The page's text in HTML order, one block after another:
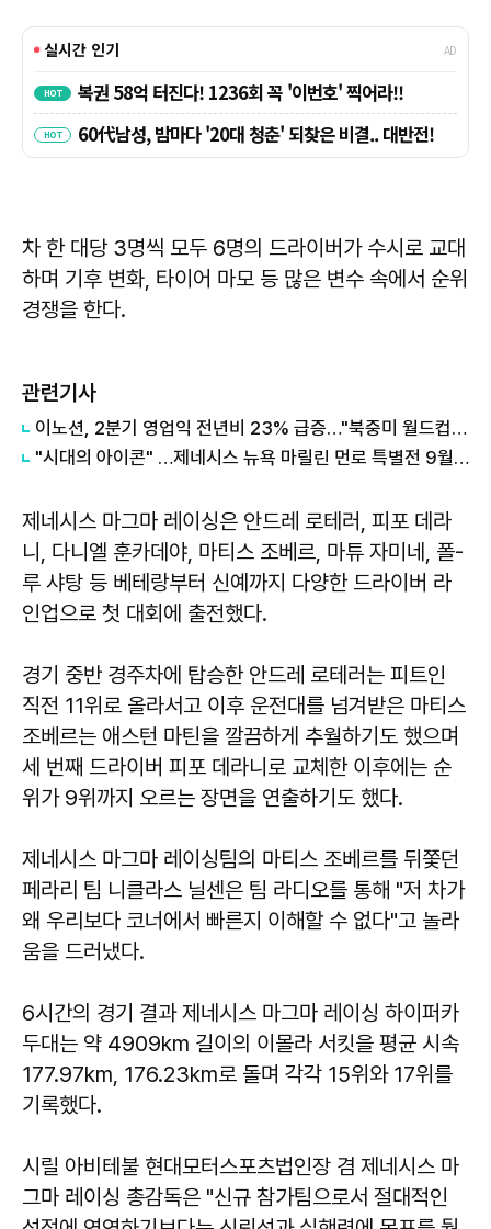
차 한 대당 3명씩 모두 6명의 드라이버가 수시로 교대
하며 기후 변화, 타이어 마모 등 많은 변수 속에서 순위
경쟁을 한다.
관련기사
이노션, 2분기 영업익 전년비 23% 급증…"북중미 월드컵, 제네시스 르망 효과"
"시대의 아이콘" …제네시스 뉴욕 마릴린 먼로 특별전 9월까지 연장
제네시스 마그마 레이싱은 안드레 로테러, 피포 데라
니, 다니엘 훈카데야, 마티스 조베르, 마튜 자미네, 폴-
루 샤탕 등 베테랑부터 신예까지 다양한 드라이버 라
인업으로 첫 대회에 출전했다.
경기 중반 경주차에 탑승한 안드레 로테러는 피트인
직전 11위로 올라서고 이후 운전대를 넘겨받은 마티스
조베르는 애스턴 마틴을 깔끔하게 추월하기도 했으며
세 번째 드라이버 피포 데라니로 교체한 이후에는 순
위가 9위까지 오르는 장면을 연출하기도 했다.
제네시스 마그마 레이싱팀의 마티스 조베르를 뒤쫓던
페라리 팀 니클라스 닐센은 팀 라디오를 통해 "저 차가
왜 우리보다 코너에서 빠른지 이해할 수 없다"고 놀라
움을 드러냈다.
6시간의 경기 결과 제네시스 마그마 레이싱 하이퍼카
두대는 약 4909km 길이의 이몰라 서킷을 평균 시속
177.97km, 176.23km로 돌며 각각 15위와 17위를
기록했다.
시릴 아비테불 현대모터스포츠법인장 겸 제네시스 마
그마 레이싱 총감독은 "신규 참가팀으로서 절대적인